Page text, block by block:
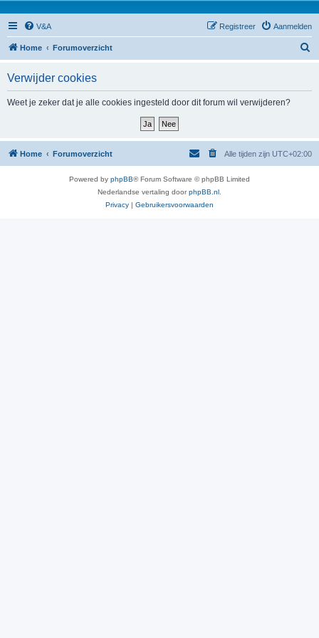
V&A Aanmelden
Registreer
Home Forumoverzicht
Verwijder cookies
Weet je zeker dat je alle cookies ingesteld door dit forum wil verwijderen?
Home Forumoverzicht Alle tijden zijn UTC+02:00
Powered by phpBB® Forum Software © phpBB Limited
Nederlandse vertaling doorphpBB.nl
Privacy | Gebruikersvoorwaarden